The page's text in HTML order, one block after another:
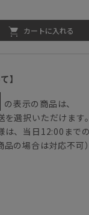
カートに入れる
】
の表示の商品は、
選択いただけます。
は、当日12:00まで
の場合は対応不可）